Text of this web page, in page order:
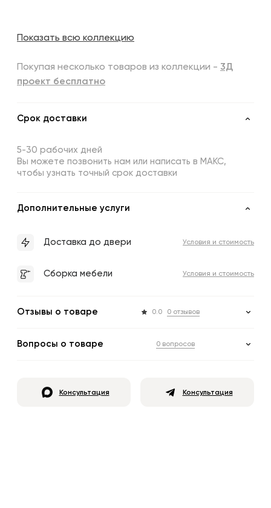
Показать всю коллекцию
Покупая несколько товаров из коллекции - 3Д
проект бесплатно
Срок доставки
5-30 рабочих дней
Вы можете позвонить нам или написать в МАКС,
чтобы узнать точный срок доставки
Дополнительные услуги
Доставка до двери Условия и стоимость
Сборка мебели Условия и стоимость
Отзывы о товаре 0.0 0 отзывов
Вопросы о товаре 0 вопросов
Консультация Консультация